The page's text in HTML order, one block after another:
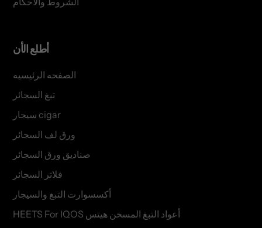
أطلع الأن
الصفحه الرئيسيه
تبغ السجائر
سيجار cigar
ورق لف السجائر
صناديق ورق السجائر
فلاتر السجائر
أكسسوارت التبغ والسيجار
HEETS For IQOS أعواد التبغ المسخن هيتس